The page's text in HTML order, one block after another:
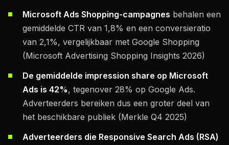
Microsoft Ads Shopping-campagnes behalen een
gemiddelde CTR van 1,8% en een conversieratio
van 2,1%, vergelijkbaar met Google Shopping
(Microsoft Advertising Shopping Insights 2026)
De gemiddelde impression share op Microsoft
Ads is 42%, tegenover 28% op Google Ads.
Adverteerders bereiken dus een groter deel van
het beschikbare publiek (Merkle Q4 2025)
Adverteerders die Responsive Search Ads (RSA)